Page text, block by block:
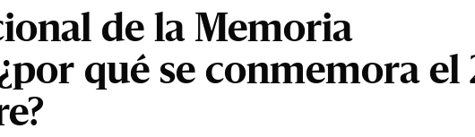
de la Memoria
qué se conmemora el